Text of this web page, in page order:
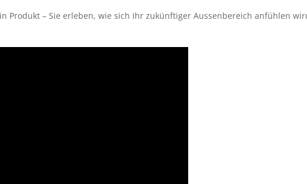
Produkt – Sie erleben, wie sich Ihr zukünftiger Aussenbereich anfühlen